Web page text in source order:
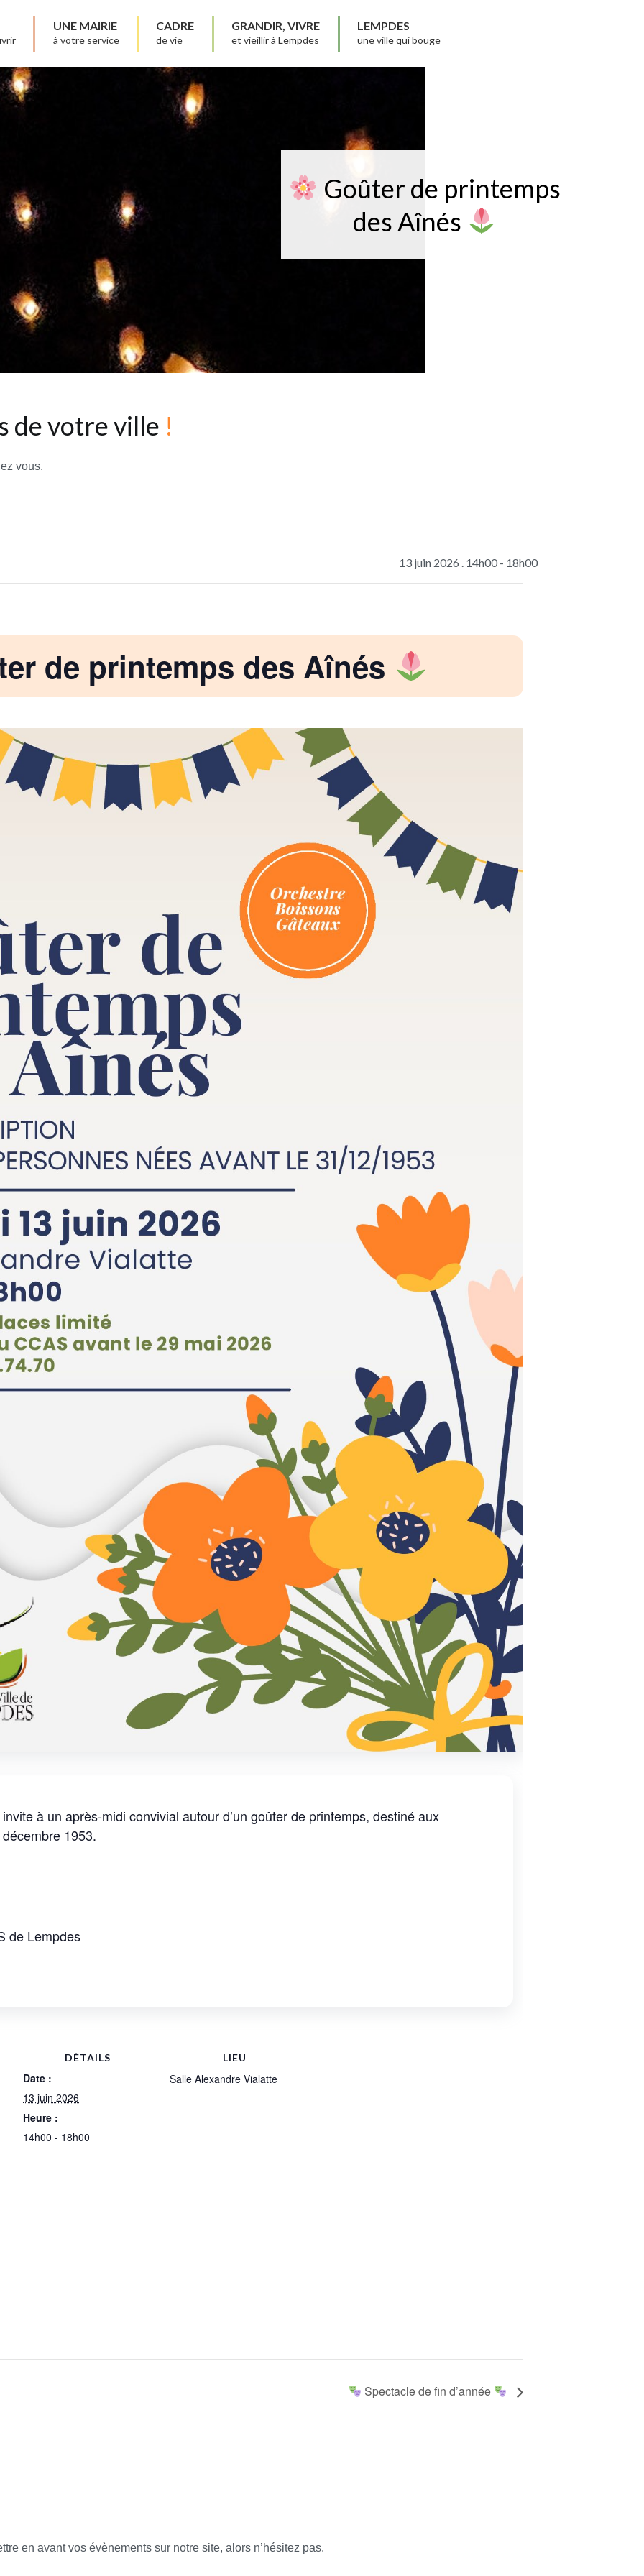
UNE MAIRIE
à votre service
CADRE
de vie
GRANDIR, VIVRE
et vieillir à Lempdes
LEMPDES
une ville qui bouge
Goûter de printemps
des Aînés
de votre ville !
vous.
de printemps des Aînés
13 juin 2026 . 14h00 - 18h00
à un après-midi convivial autour d’un goûter de printemps, destiné aux
1953.
de Lempdes
DÉTAILS
Date :
13 juin 2026
Heure :
14h00 - 18h00
LIEU
Salle Alexandre Vialatte
Spectacle de fin d’année
en avant vos évènements sur notre site, alors n’hésitez pas.